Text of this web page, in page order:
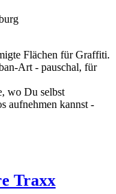
Flächen für Graffiti.
Art - pauschal, für
wo Du selbst
aufnehmen kannst -
Traxx